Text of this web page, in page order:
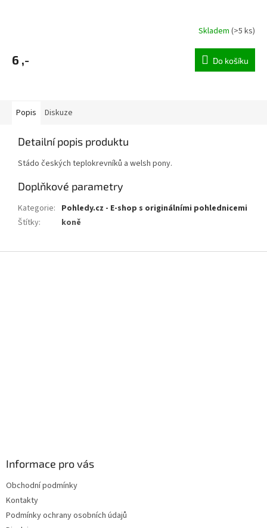
Skladem (>5 ks)
6 ,- Do košíku
Popis Diskuze
Detailní popis produktu
Stádo českých teplokrevníků a welsh pony.
Doplňkové parametry
Kategorie: Pohledy.cz - E-shop s originálními pohlednicemi
Štítky: koně
Informace pro vás
Obchodní podmínky
Kontakty
Podmínky ochrany osobních údajů